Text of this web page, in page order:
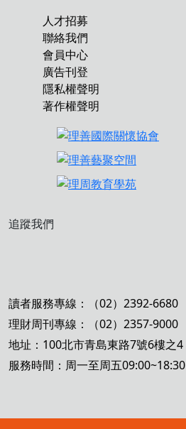
人才招募
聯絡我們
會員中心
廣告刊登
隱私權聲明
著作權聲明
追蹤我們
讀者服務專線：（02）2392-6680
理財周刊專線：（02）2357-9000
地址：100北市青島東路7號6樓之4
服務時間：周一至周五09:00~18:30